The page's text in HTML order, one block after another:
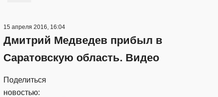
15 апреля 2016, 16:04
Дмитрий Медведев прибыл в
Саратовскую область. Видео
Поделиться
новостью: